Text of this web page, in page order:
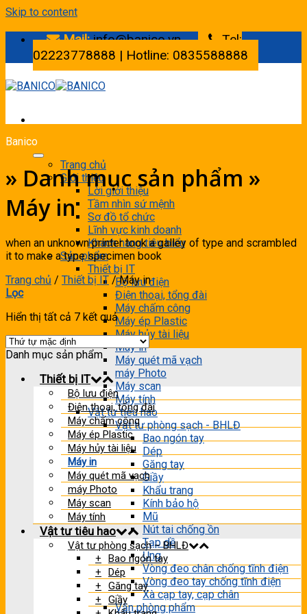
Skip to content
Mail:info@banico.vn
Tel:
02223778888 | Hotline: 0835588888
Trang chủ
Giới thiệu
Lời giới thiệu
Tầm nhìn sứ mệnh
Sơ đồ tổ chức
Lĩnh vực kinh doanh
Khách hàng tiêu biểu
Sản phẩm
Thiết bị IT
Bộ lưu điện
Điện thoại, tổng đài
Máy chấm công
Máy ép Plastic
Máy hủy tài liệu
Máy in
Máy quét mã vạch
máy Photo
Máy scan
Máy tính
Vật tư tiêu hao
Vật tư phòng sạch - BHLĐ
Bao ngón tay
Dép
Găng tay
Giầy
Khẩu trang
Kính bảo hộ
Mũ
Nút tai chống ồn
Tạp dề
Ủng
Vòng đeo chân chống tĩnh điện
Vòng đeo tay chống tĩnh điện
Xà cạp tay, cạp chân
Văn phòng phẩm
Banico
» Danh mục sản phẩm »
Máy in
when an unknown printer took a galley of type and scrambled
it to make a type specimen book
Trang chủ / Thiết bị IT /Máy in
Lọc
Hiển thị tất cả 7 kết quả
Danh mục sản phẩm
Thiết bị IT
Bộ lưu điện
Điện thoại, tổng đài
Máy chấm công
Máy ép Plastic
Máy hủy tài liệu
Máy in
Máy quét mã vạch
máy Photo
Máy scan
Máy tính
Vật tư tiêu hao
Vật tư phòng sạch – BHLĐ
Bao ngón tay
Dép
Găng tay
Giầy